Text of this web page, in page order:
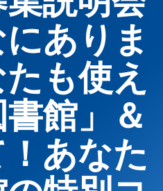
にありま
も使え
館」＆
！あなた